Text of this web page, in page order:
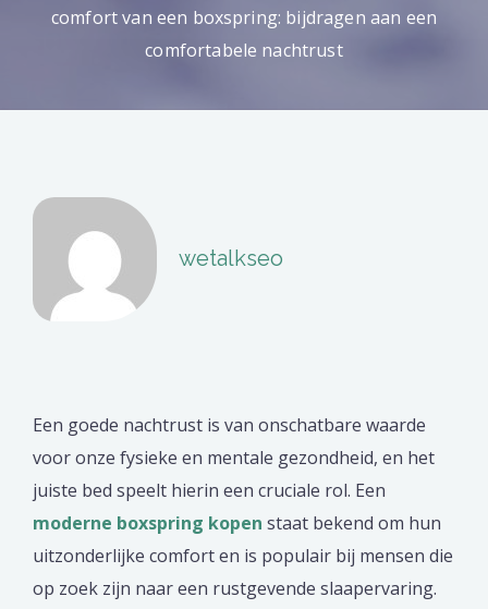
comfort van een boxspring: bijdragen aan een
comfortabele nachtrust
wetalkseo
Een goede nachtrust is van onschatbare waarde
voor onze fysieke en mentale gezondheid, en het
juiste bed speelt hierin een cruciale rol. Een
moderne boxspring kopen staat bekend om hun
uitzonderlijke comfort en is populair bij mensen die
op zoek zijn naar een rustgevende slaapervaring.